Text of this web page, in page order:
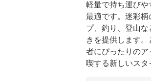
軽量で持ち運び
最適です。迷彩
プ、釣り、登山
きを提供します
者にぴったりの
喫する新しいスタ